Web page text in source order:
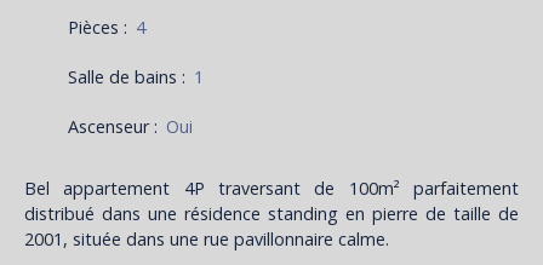
Pièces : 4
Salle de bains : 1
Ascenseur: Oui
Bel appartement 4P traversant de 100m² parfaitement
distribué dans une résidence standing en pierre de taille de
2001, située dans une rue pavillonnaire calme.